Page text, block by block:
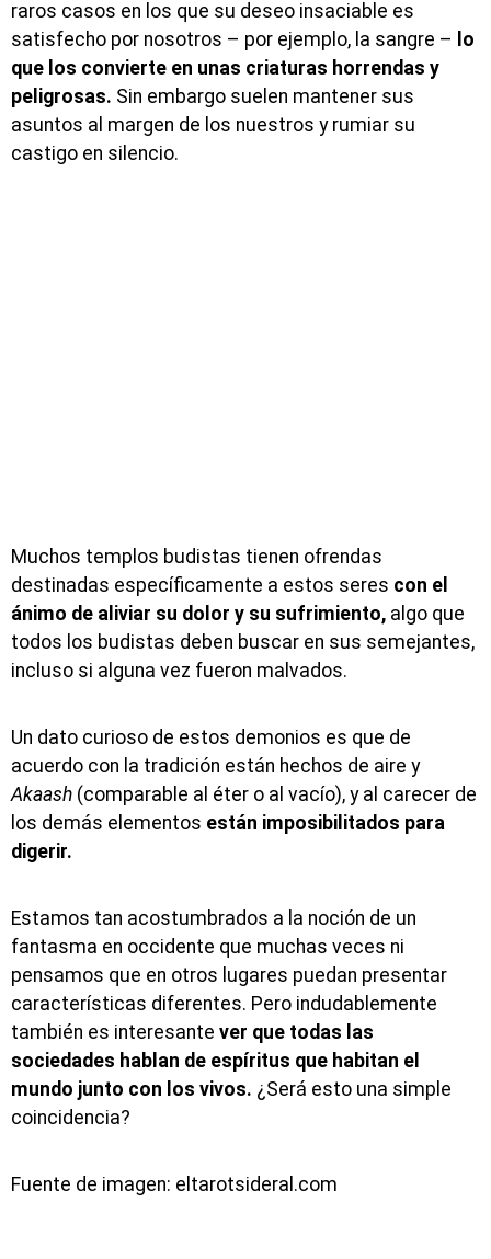
raros casos en los que su deseo insaciable es
satisfecho por nosotros – por ejemplo, la sangre – lo
que los convierte en unas criaturas horrendas y
peligrosas. Sin embargo suelen mantener sus
asuntos al margen de los nuestros y rumiar su
castigo en silencio.
Muchos templos budistas tienen ofrendas
destinadas específicamente a estos seres con el
ánimo de aliviar su dolor y su sufrimiento, algo que
todos los budistas deben buscar en sus semejantes,
incluso si alguna vez fueron malvados.
Un dato curioso de estos demonios es que de
acuerdo con la tradición están hechos de aire y
Akaash (comparable al éter o al vacío), y al carecer de
los demás elementos están imposibilitados para
digerir.
Estamos tan acostumbrados a la noción de un
fantasma en occidente que muchas veces ni
pensamos que en otros lugares puedan presentar
características diferentes. Pero indudablemente
también es interesante ver que todas las
sociedades hablan de espíritus que habitan el
mundo junto con los vivos. ¿Será esto una simple
coincidencia?
Fuente de imagen: eltarotsideral.com